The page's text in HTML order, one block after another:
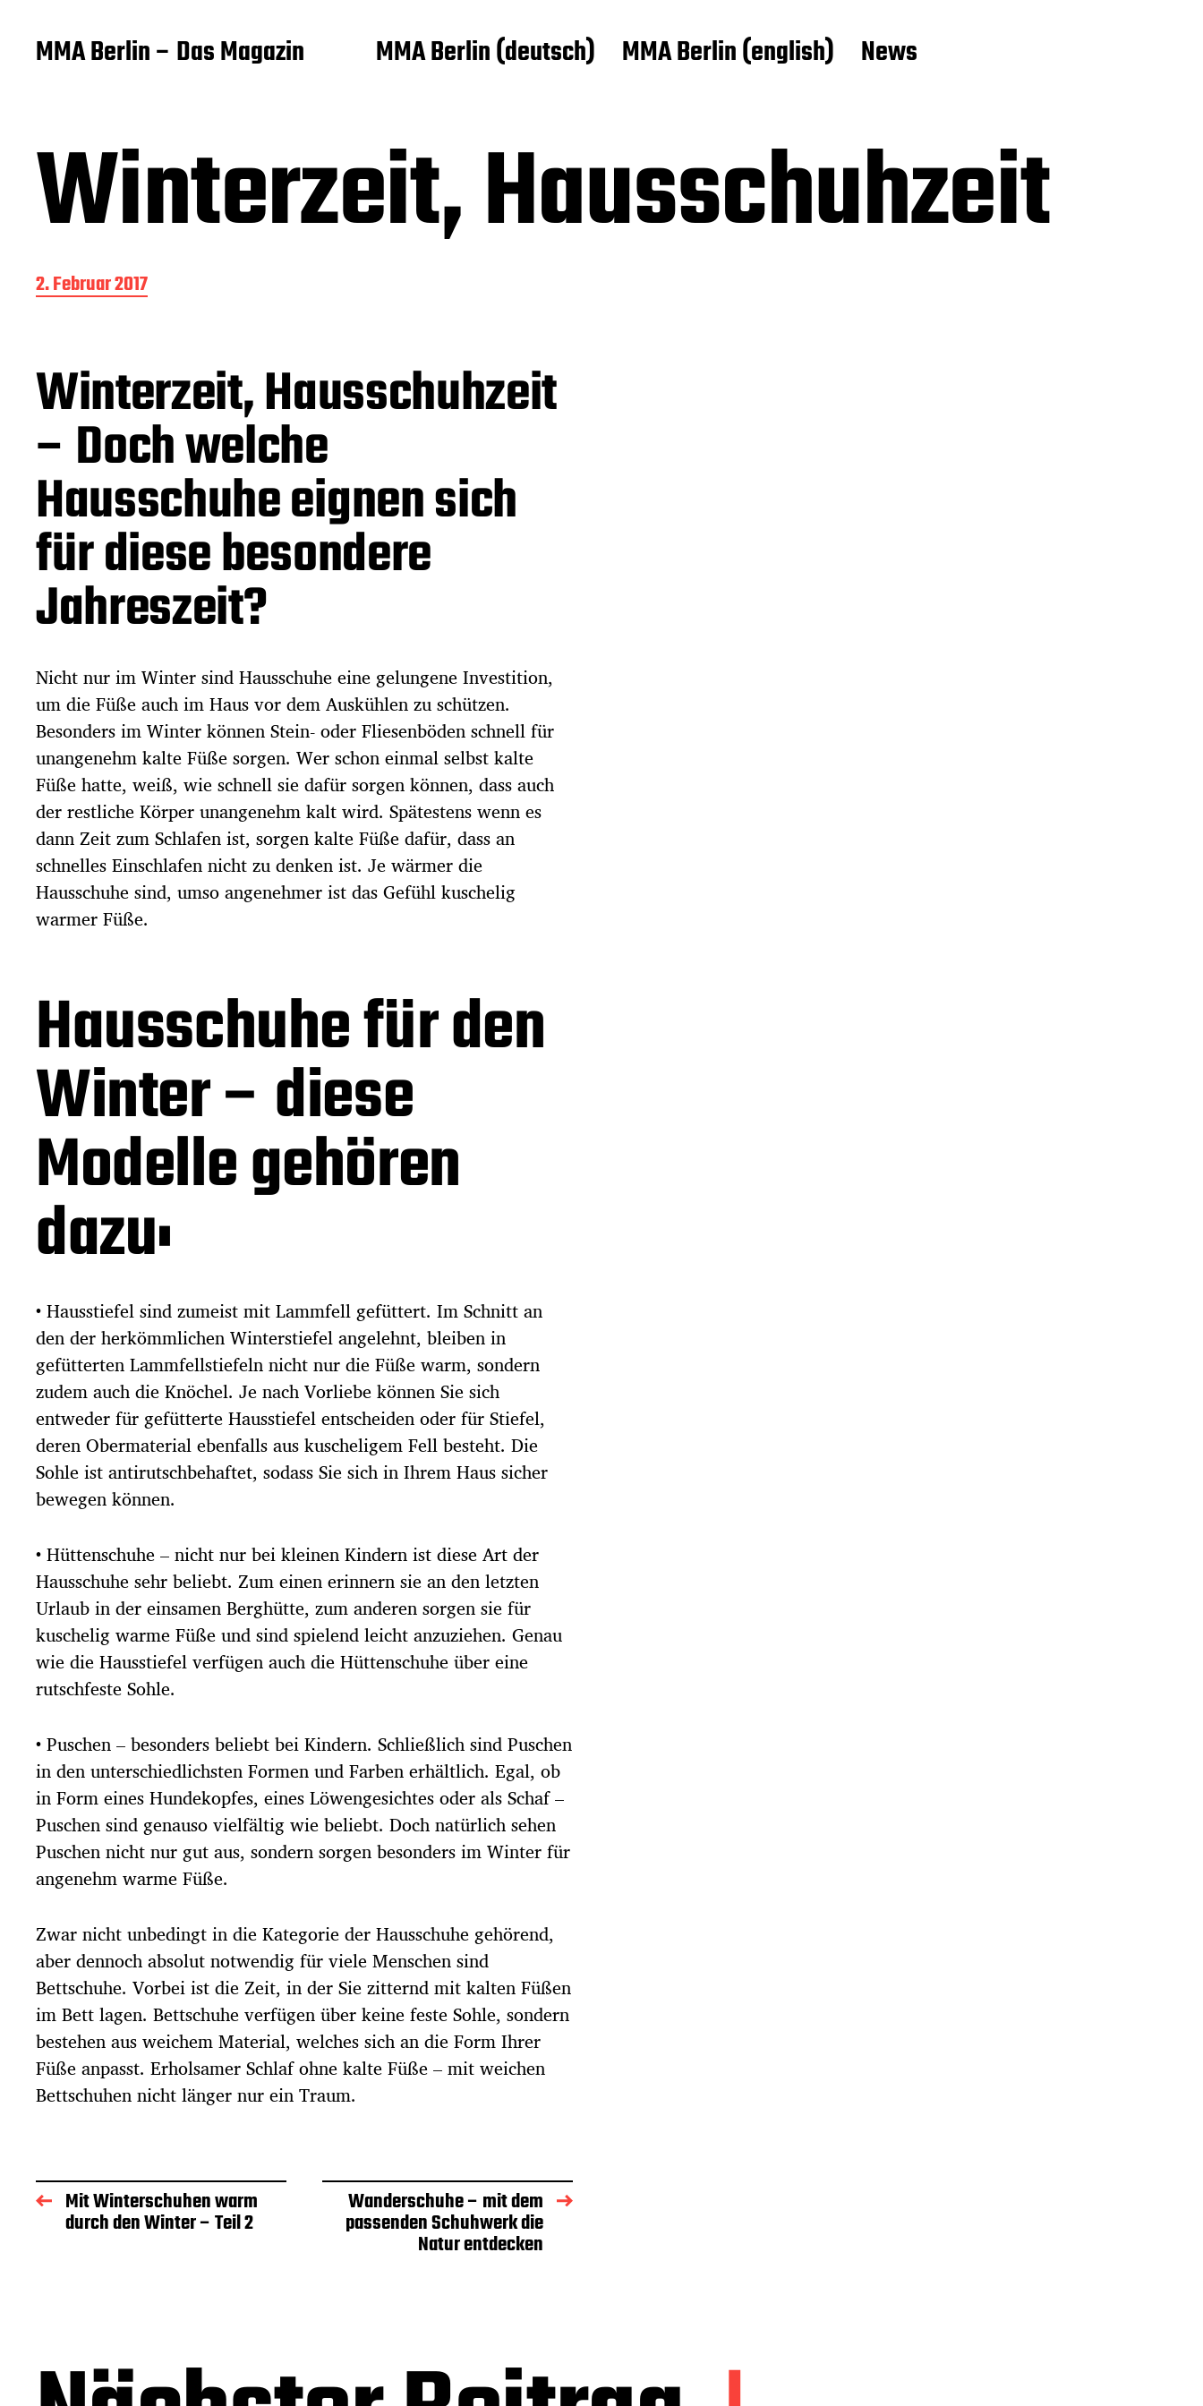
MMA Berlin – Das Magazin MMA Berlin (deutsch) MMA Berlin (english) News
Winterzeit, Hausschuhzeit
B
e
a
g
d
t
m
2. Februar 2017
Winterzeit, Hausschuhzeit
– Doch welche
Hausschuhe eignen sich
für diese besondere
Jahreszeit?
Nicht nur im Winter sind Hausschuhe eine gelungene Investition,
um die Füße auch im Haus vor dem Auskühlen zu schützen.
Besonders im Winter können Stein- oder Fliesenböden schnell für
unangenehm kalte Füße sorgen. Wer schon einmal selbst kalte
Füße hatte, weiß, wie schnell sie dafür sorgen können, dass auch
der restliche Körper unangenehm kalt wird. Spätestens wenn es
dann Zeit zum Schlafen ist, sorgen kalte Füße dafür, dass an
schnelles Einschlafen nicht zu denken ist. Je wärmer die
Hausschuhe sind, umso angenehmer ist das Gefühl kuschelig
warmer Füße.
Hausschuhe für den
Winter – diese
Modelle gehören
dazu:
• Hausstiefel sind zumeist mit Lammfell gefüttert. Im Schnitt an
den der herkömmlichen Winterstiefel angelehnt, bleiben in
gefütterten Lammfellstiefeln nicht nur die Füße warm, sondern
zudem auch die Knöchel. Je nach Vorliebe können Sie sich
entweder für gefütterte Hausstiefel entscheiden oder für Stiefel,
deren Obermaterial ebenfalls aus kuscheligem Fell besteht. Die
Sohle ist antirutschbehaftet, sodass Sie sich in Ihrem Haus sicher
bewegen können.
• Hüttenschuhe – nicht nur bei kleinen Kindern ist diese Art der
Hausschuhe sehr beliebt. Zum einen erinnern sie an den letzten
Urlaub in der einsamen Berghütte, zum anderen sorgen sie für
kuschelig warme Füße und sind spielend leicht anzuziehen. Genau
wie die Hausstiefel verfügen auch die Hüttenschuhe über eine
rutschfeste Sohle.
• Puschen – besonders beliebt bei Kindern. Schließlich sind Puschen
in den unterschiedlichsten Formen und Farben erhältlich. Egal, ob
in Form eines Hundekopfes, eines Löwengesichtes oder als Schaf –
Puschen sind genauso vielfältig wie beliebt. Doch natürlich sehen
Puschen nicht nur gut aus, sondern sorgen besonders im Winter für
angenehm warme Füße.
Zwar nicht unbedingt in die Kategorie der Hausschuhe gehörend,
aber dennoch absolut notwendig für viele Menschen sind
Bettschuhe. Vorbei ist die Zeit, in der Sie zitternd mit kalten Füßen
im Bett lagen. Bettschuhe verfügen über keine feste Sohle, sondern
bestehen aus weichem Material, welches sich an die Form Ihrer
Füße anpasst. Erholsamer Schlaf ohne kalte Füße – mit weichen
Bettschuhen nicht länger nur ein Traum.
Mit Winterschuhen warm
durch den Winter – Teil 2
Wanderschuhe – mit dem
passenden Schuhwerk die
Natur entdecken